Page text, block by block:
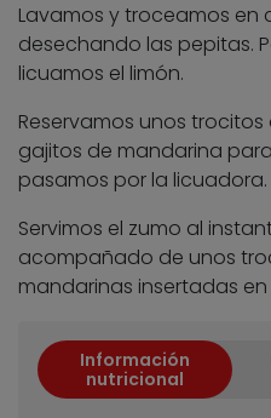
Lavamos y troceamos en
desechando las pepitas.
licuamos el limón.
Reservamos unos
gajitos de mandarina
pasamos por la licuadora.
Servimos el zumo al
acompañado de unos
mandarinas insertadas
Información
nutricional